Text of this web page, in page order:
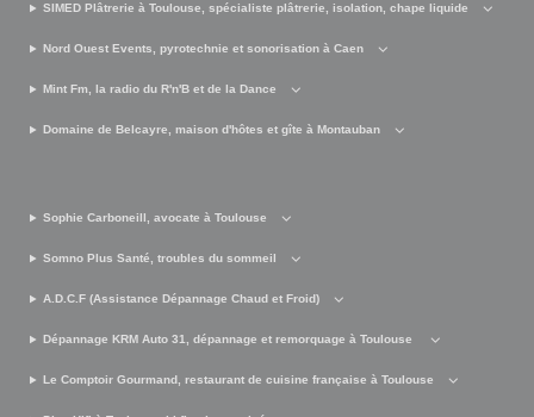
SIMED Plâtrerie à Toulouse, spécialiste plâtrerie, isolation, chape liquide
Nord Ouest Events, pyrotechnie et sonorisation à Caen
Mint Fm, la radio du R'n'B et de la Dance
Domaine de Belcayre, maison d'hôtes et gîte à Montauban
Sophie Carboneill, avocate à Toulouse
Somno Plus Santé, troubles du sommeil
A.D.C.F (Assistance Dépannage Chaud et Froid)
Dépannage KRM Auto 31, dépannage et remorquage à Toulouse
Le Comptoir Gourmand, restaurant de cuisine française à Toulouse